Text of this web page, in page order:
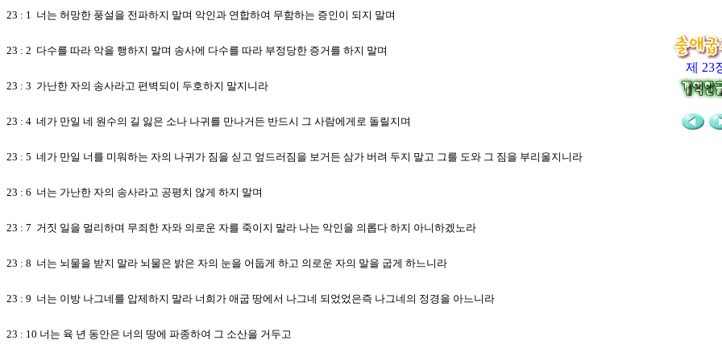
제 23
23 : 1 너는 허망한 풍설을 전파하지 말며 악인과 연합하여 무함하는 증인이 되지 말며
23 : 2 다수를 따라 악을 행하지 말며 송사에 다수를 따라 부정당한 증거를 하지 말며
23 : 3 가난한 자의 송사라고 편벽되이 두호하지 말지니라
23 : 4 네가 만일 네 원수의 길 잃은 소나 나귀를 만나거든 반드시 그 사람에게로 돌릴지며
23 : 5 네가 만일 너를 미워하는 자의 나귀가 짐을 싣고 엎드러짐을 보거든 삼가 버려 두지 말고 그를 도와 그 짐을 부리울지니라
23 : 6 너는 가난한 자의 송사라고 공평치 않게 하지 말며
23 : 7 거짓 일을 멀리하며 무죄한 자와 의로운 자를 죽이지 말라 나는 악인을 의롭다 하지 아니하겠노라
23 : 8 너는 뇌물을 받지 말라 뇌물은 밝은 자의 눈을 어둡게 하고 의로운 자의 말을 굽게 하느니라
23 : 9 너는 이방 나그네를 압제하지 말라 너희가 애굽 땅에서 나그네 되었었은즉 나그네의 정경을 아느니라
23 : 10 너는 육 년 동안은 너의 땅에 파종하여 그 소산을 거두고